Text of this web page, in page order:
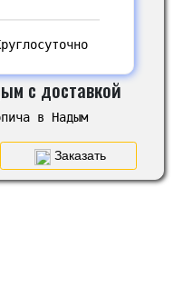
с доставкой
в Надым
Заказать